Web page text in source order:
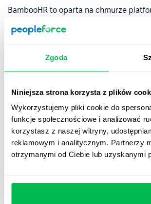
Zgoda
Niniejsza strona korzysta z plików
Wykorzystujemy pliki cookie do
funkcje społecznościowe i analizować
korzystasz z naszej witryny,
reklamowym i analitycznym. Partnerzy
otrzymanymi od Ciebie lub uzyskanymi
BambooHR to oparta na chmurze
usprawnić różne procesy (takie jak
funkcje śledzenia czasu oraz
zawierającą kluczowe informacje na
pracowników.
Zobacz również:Alternatywy dla
Najważniejsze funkcje
BambooHR lub za pomocą